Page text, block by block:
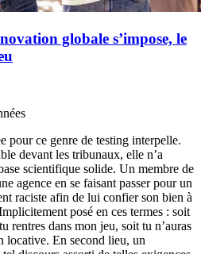
globale s’impose, le
pour ce genre de testing interpelle.
devant les tribunaux, elle n’a
scientifique solide. Un membre de
agence en se faisant passer pour un
raciste afin de lui confier son bien à
posé en ces termes : soit
rentres dans mon jeu, soit tu n’auras
locative. En second lieu, un